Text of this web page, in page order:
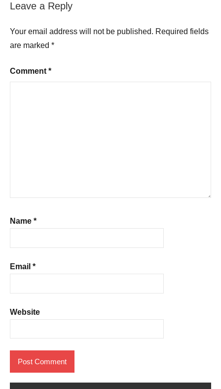
Leave a Reply
Your email address will not be published. Required fields
are marked *
Comment *
Name *
Email *
Website